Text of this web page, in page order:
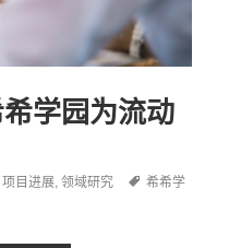
学园为流动
Categories
项目进展,领域研究 Tags
希希学